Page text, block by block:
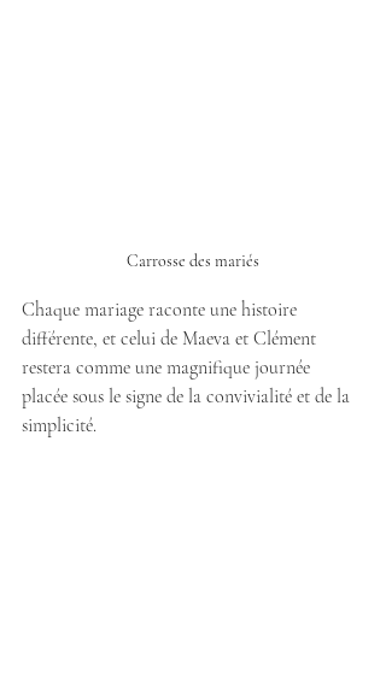
Carrosse des mariés
Chaque mariage raconte une histoire
différente, et celui de Maeva et Clément
restera comme une magnifique journée
placée sous le signe de la convivialité et de la
simplicité.